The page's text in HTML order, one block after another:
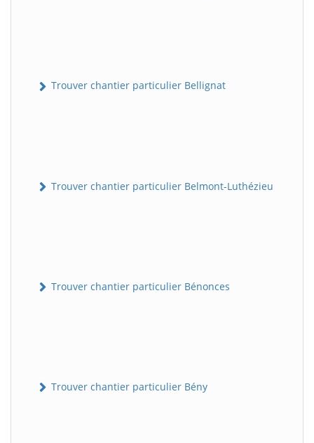
Trouver chantier particulier Bellignat
Trouver chantier particulier Belmont-Luthézieu
Trouver chantier particulier Bénonces
Trouver chantier particulier Bény